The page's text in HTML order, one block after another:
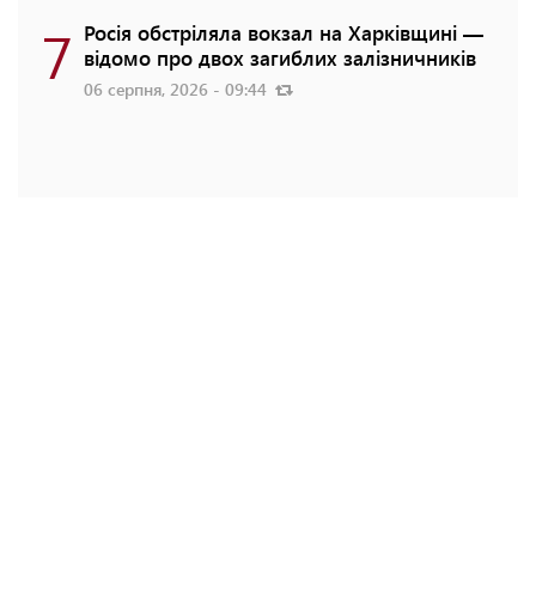
7 Росія обстріляла вокзал на Харківщині —
відомо про двох загиблих залізничників
06 серпня, 2026 - 09:44